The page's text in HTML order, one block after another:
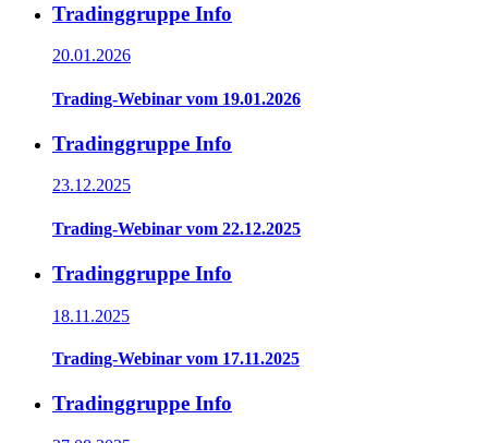
Tradinggruppe Info
20.01.2026
Trading-Webinar vom 19.01.2026
Tradinggruppe Info
23.12.2025
Trading-Webinar vom 22.12.2025
Tradinggruppe Info
18.11.2025
Trading-Webinar vom 17.11.2025
Tradinggruppe Info